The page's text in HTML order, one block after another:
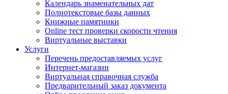
Календарь знаменательных дат
Полнотекстовые базы данных
Книжные памятники
Online тест проверки скорости чтения
Виртуальные выставки
Услуги
Перечень предоставляемых услуг
Интернет-магазин
Виртуальная справочная служба
Предварительный заказ документа